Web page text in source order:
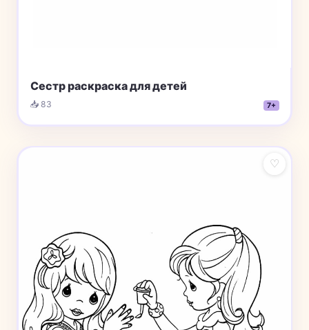
Сестр раскраска для детей
📥 83 7+
♡